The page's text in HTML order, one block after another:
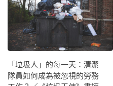
「垃圾人」的每一天：清潔
隊員如何成為被忽視的勞務